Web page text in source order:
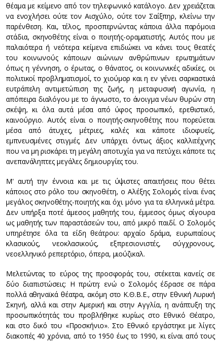
θέαμα με κείμενο από τον τηλεφωνικό κατάλογο. Δεν χρειάζεται
να ενοχλήσει ούτε τον Αισχύλο, ούτε τον Σαίξπηρ, κλείνω την
παρένθεση. Και, τέλος, προσπερνώντας κάποια άλλα παρόμοια
στάδια, σκηνοθέτης είναι ο ποιητής-οραματιστής. Αυτός που με
παλαιότερα ή νεότερα κείμενα επιδιώκει να κάνει τους θεατές
του κοινωνούς κάποιων αιώνιων ανθρώπινων ερωτημάτων
όπως η γέννηση, ο έρωτας, ο θάνατος, οι κοινωνικές αδικίες, οι
πολιτικοί προβληματισμοί, το χιούμορ και η εν γένει σαρκαστικά
ευτράπελη αντιμετώπιση της ζωής, η μεταφυσική αγωνία, η
απόπειρα διαλόγου με το άγνωστο, το άνοιγμα νέων θυρών στη
σκέψη, κι όλα αυτά μέσα από ύφος προσωπικό, ερεθιστικό,
καινούργιο. Αυτός είναι ο ποιητής-σκηνοθέτης που πορεύεται
μέσα από άτυχες, μέτριες, καλές και κάποτε ιδιοφυείς,
εμπνευσμένες στιγμές. Δεν υπάρχει όντως άξιος καλλιτέχνης
που να μη ρισκάρει τη μεγάλη αποτυχία για να πετύχει κάποτε τις
ανεπανάληπτες μεγάλες δημιουργίες του.
Μ' αυτή την έννοια και με τις ύψιστες απαιτήσεις που θέτει
κάποιος στο ρόλο του σκηνοθέτη, ο Αλέξης Σολομός είναι ένας
μεγάλος σκηνοθέτης-ποιητής και όχι μόνο για τα ελληνικά μέτρα.
Δεν υπήρξα ποτέ άμεσος μαθητής του, έμμεσος όμως σίγουρα
ως μαθητής των παραστάσεών του, από μικρό παιδί. Ο Σολομός
υπηρέτησε όλα τα είδη θεάτρου: αρχαίο δράμα, ευρωπαίους
κλασικούς, νεοκλασικούς, εξπρεσιονιστές, σύγχρονους,
νεοελληνικό ρεπερτόριο, όπερα, μιούζικαλ.
Μελετώντας το εύρος της προσφοράς του, στέκεται κανείς σε
δύο διαπιστώσεις: Η πρώτη: ενώ ο Σολομός έδρασε σε πάρα
πολλά αθηναϊκά θέατρα, ακόμη στο Κ.Θ.Β.Ε., στην Εθνική Λυρική
Σκηνή, αλλά και στην Αμερική και στην Αγγλία, η ανάπτυξη της
προσωπικότητάς του προβλήθηκε κυρίως στο Εθνικό Θέατρο,
και στο δικό του «Προσκήνιο». Στο Εθνικό εργάστηκε με λίγες
διακοπές 40 χρόνια, από το 1950 έως το 1990, κι είναι από τους